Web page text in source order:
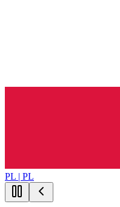
PL | PL